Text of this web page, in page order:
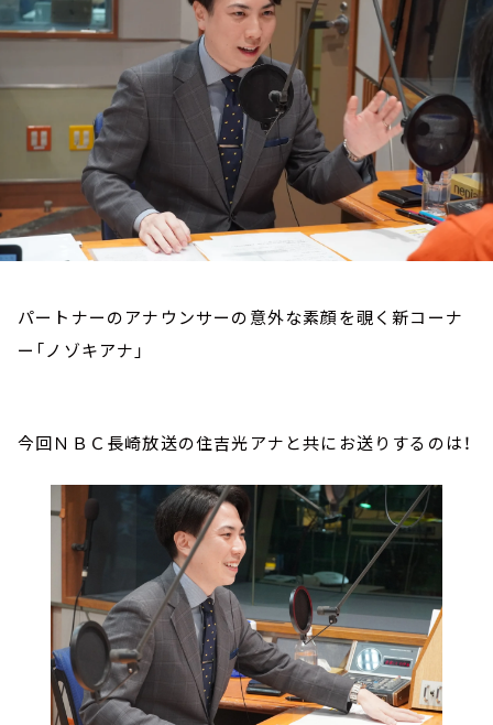
パートナーのアナウンサーの意外な素顔を覗く新コーナ
ー「ノゾキアナ」
今回ＮＢＣ長崎放送の住吉光アナと共にお送りするのは！